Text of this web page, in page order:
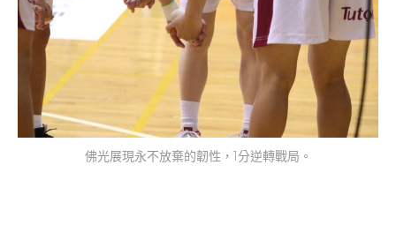
佛光展現永不放棄的韌性，1分逆轉戰局。